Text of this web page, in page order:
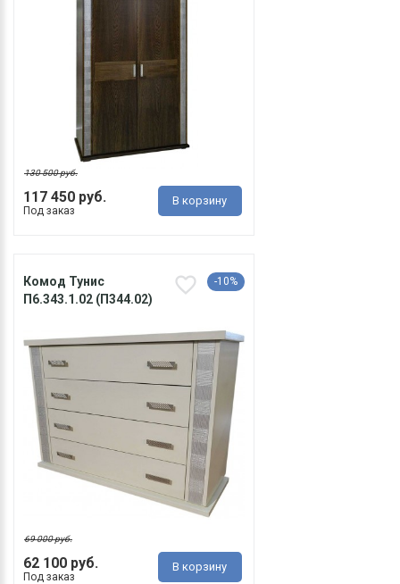
117 450 руб.
130 500 руб.
Под заказ
В корзину
Комод Тунис
П6.343.1.02 (П344.02)
-10%
62 100 руб.
69 000 руб.
Под заказ
В корзину